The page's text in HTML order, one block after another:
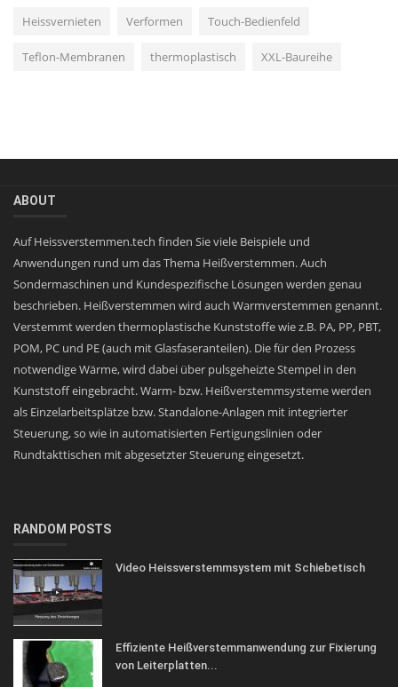
Heissvernieten Verformen Touch-Bedienfeld
Teflon-Membranen thermoplastisch XXL-Baureihe
ABOUT
Auf Heissverstemmen.tech finden Sie viele Beispiele und
Anwendungen rund um das Thema Heißverstemmen. Auch
Sondermaschinen und Kundespezifische Lösungen werden genau
beschrieben. Heißverstemmen wird auch Warmverstemmen genannt.
Verstemmt werden thermoplastische Kunststoffe wie z.B. PA, PP, PBT,
POM, PC und PE (auch mit Glasfaseranteilen). Die für den Prozess
notwendige Wärme, wird dabei über pulsgeheizte Stempel in den
Kunststoff eingebracht. Warm- bzw. Heißverstemmsysteme werden
als Einzelarbeitsplätze bzw. Standalone-Anlagen mit integrierter
Steuerung, so wie in automatisierten Fertigungslinien oder
Rundtakttischen mit abgesetzter Steuerung eingesetzt.
RANDOM POSTS
Video Heissverstemmsystem mit Schiebetisch
Effiziente Heißverstemmanwendung zur Fixierung
von Leiterplatten...